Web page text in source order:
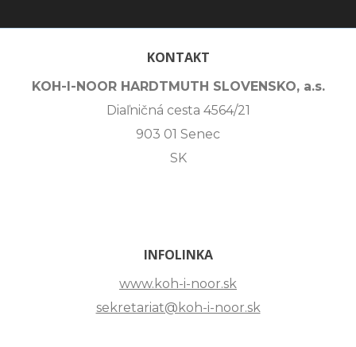
KONTAKT
KOH-I-NOOR HARDTMUTH SLOVENSKO, a.s.
Diaľničná cesta 4564/21
903 01 Senec
SK
INFOLINKA
www.koh-i-noor.sk
sekretariat@koh-i-noor.sk